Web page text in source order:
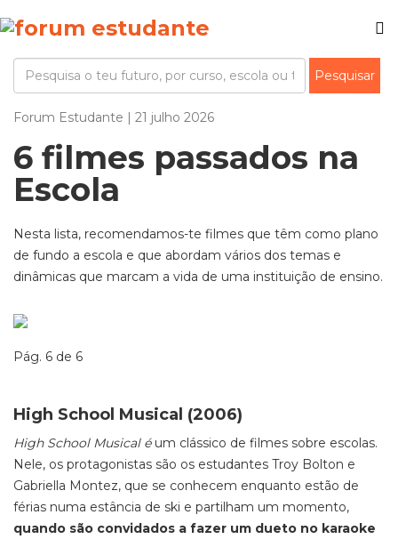
Forum Estudante | 21 julho 2026
6 filmes passados na
Escola
Nesta lista, recomendamos-te filmes que têm como plano
de fundo a escola e que abordam vários dos temas e
dinâmicas que marcam a vida de uma instituição de ensino.
Pág. 6 de 6
High School Musical (2006)
High School Musical éum clássico de filmes sobre escolas.
Nele, os protagonistas são os estudantes Troy Bolton e
Gabriella Montez, que se conhecem enquanto estão de
férias numa estância de ski e partilham um momento,
quando são convidados a fazer um dueto no karaoke